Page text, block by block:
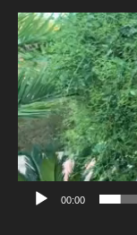
Reproductor
de
vídeo
00:00